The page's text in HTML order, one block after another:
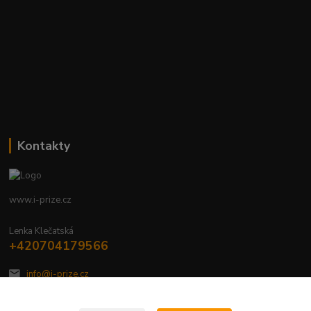
Kontakty
www.i-prize.cz
Lenka Klečatská
+420704179566
info@i-prize.cz